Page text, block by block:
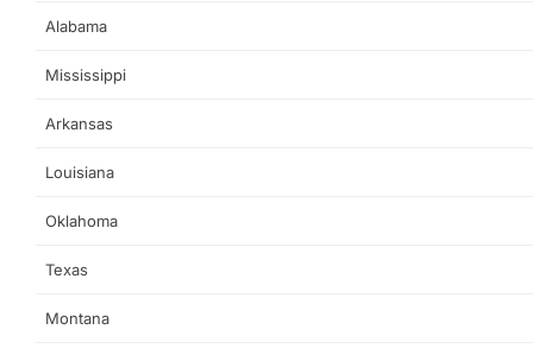
Alabama
Mississippi
Arkansas
Louisiana
Oklahoma
Texas
Montana